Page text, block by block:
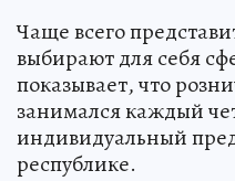
Чаще всего
выбирают для себя
показывает, что
занимался каждый
индивидуальный
республике.